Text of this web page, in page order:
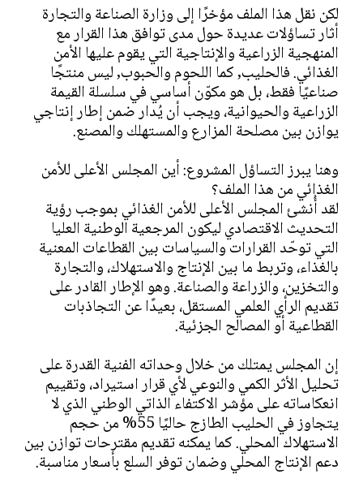
لكن نقل هذا الملف مؤخرًا إلى وزارة الصناعة والتجارة
أثار تساؤلات عديدة حول مدى توافق هذا القرار مع
المنهجية الزراعية والإنتاجية التي يقوم عليها الأمن
الغذائي. فالحليب, كما اللحوم والحبوب, ليس منتجًا
صناعيًا فقط، بل هو مكوّن أساسي في سلسلة القيمة
الزراعية والحيوانية، ويجب أن يُدار ضمن إطار إنتاجي
يوازن بين مصلحة المزارع والمستهلك والمصنع.
وهنا يبرز التساؤل المشروع: أين المجلس الأعلى للأمن
الغذائي من هذا الملف؟
لقد أُنشئ المجلس الأعلى للأمن الغذائي بموجب رؤية
التحديث الاقتصادي ليكون المرجعية الوطنية العليا
التي توحّد القرارات والسياسات بين القطاعات المعنية
بالغذاء، وتربط ما بين الإنتاج والاستهلاك، والتجارة
والتخزين، والزراعة والصناعة. وهو الإطار القادر على
تقديم الرأي العلمي المستقل، بعيدًا عن التجاذبات
القطاعية أو المصالح الجزئية.
إن المجلس يمتلك من خلال وحداته الفنية القدرة على
تحليل الأثر الكمي والنوعي لأي قرار استيراد، وتقييم
انعكاساته على مؤشر الاكتفاء الذاتي الوطني الذي لا
يتجاوز في الحليب الطازج حاليًا 55% من حجم
الاستهلاك المحلي. كما يمكنه تقديم مقترحات توازن بين
دعم الإنتاج المحلي وضمان توفر السلع بأسعار مناسبة.